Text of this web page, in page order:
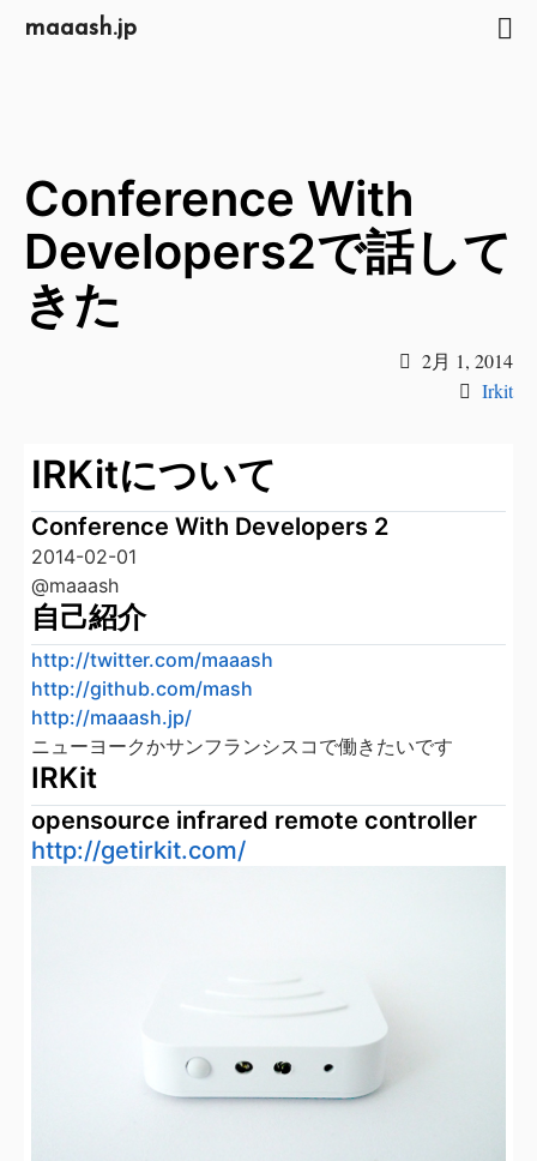
maaash.jp
Conference With
Developers2で話して
きた
2月 1, 2014
Irkit
IRKitについて
Conference With Developers 2
2014-02-01
@maaash
自己紹介
http://twitter.com/maaash
http://github.com/mash
http://maaash.jp/
ニューヨークかサンフランシスコで働きたいです
IRKit
opensource infrared remote controller
http://getirkit.com/